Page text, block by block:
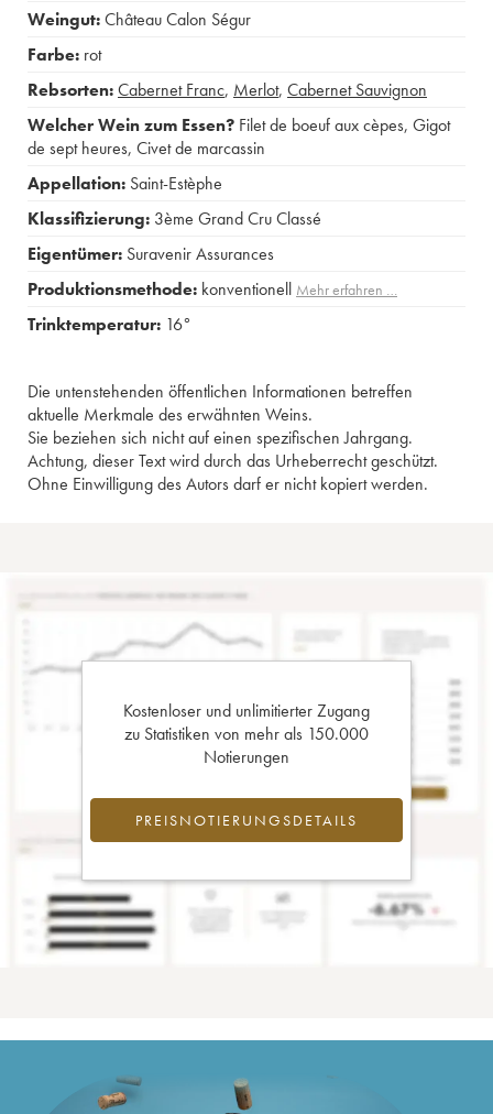
Weingut:Château Calon Ségur
Farbe: rot
Rebsorten:Cabernet Franc, Merlot, Cabernet Sauvignon
Welcher Wein zum Essen? Filet de boeuf aux cèpes, Gigot
de sept heures, Civet de marcassin
Appellation: Saint-Estèphe
Klassifizierung: 3ème Grand Cru Classé
Eigentümer: Suravenir Assurances
Produktionsmethode: konventionell Mehr erfahren …
Trinktemperatur: 16°
Die untenstehenden öffentlichen Informationen betreffen
aktuelle Merkmale des erwähnten Weins.
Sie beziehen sich nicht auf einen spezifischen Jahrgang.
Achtung, dieser Text wird durch das Urheberrecht geschützt.
Ohne Einwilligung des Autors darf er nicht kopiert werden.
Kostenloser und unlimitierter Zugang
zu Statistiken von mehr als 150.000
Notierungen
PREISNOTIERUNGSDETAILS